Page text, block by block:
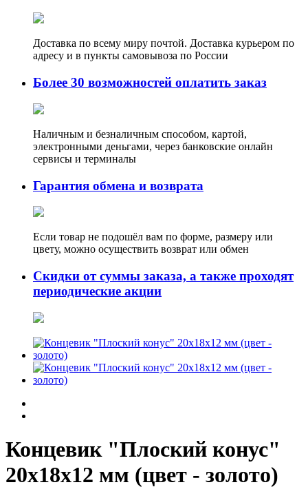
Доставка по всему миру почтой. Доставка курьером по
адресу и в пункты самовывоза по России
Более 30 возможностей оплатить заказ
Наличным и безналичным способом, картой,
электронными деньгами, через банковские онлайн
сервисы и терминалы
Гарантия обмена и возврата
Если товар не подошёл вам по форме, размеру или
цвету, можно осуществить возврат или обмен
Скидки от суммы заказа, а также проходят
периодические акции
Концевик "Плоский конус"
20х18х12 мм (цвет - золото)